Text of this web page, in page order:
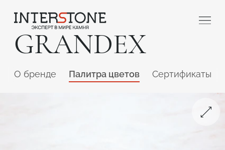
GRANDEX
O бренде Палитра цветов Сертификаты